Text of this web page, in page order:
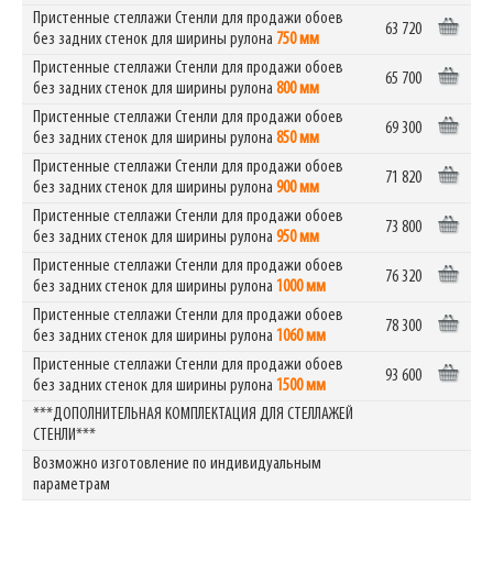
Пристенные стеллажи Стенли для продажи обоев
без задних стенок для ширины рулона 750 мм
63 720
Пристенные стеллажи Стенли для продажи обоев
без задних стенок для ширины рулона 800 мм
65 700
Пристенные стеллажи Стенли для продажи обоев
без задних стенок для ширины рулона 850 мм
69 300
Пристенные стеллажи Стенли для продажи обоев
без задних стенок для ширины рулона 900 мм
71 820
Пристенные стеллажи Стенли для продажи обоев
без задних стенок для ширины рулона 950 мм
73 800
Пристенные стеллажи Стенли для продажи обоев
без задних стенок для ширины рулона 1000 мм
76 320
Пристенные стеллажи Стенли для продажи обоев
без задних стенок для ширины рулона 1060 мм
78 300
Пристенные стеллажи Стенли для продажи обоев
без задних стенок для ширины рулона 1500 мм
93 600
***ДОПОЛНИТЕЛЬНАЯ КОМПЛЕКТАЦИЯ ДЛЯ СТЕЛЛАЖЕЙ
СТЕНЛИ***
Возможно изготовление по индивидуальным
параметрам